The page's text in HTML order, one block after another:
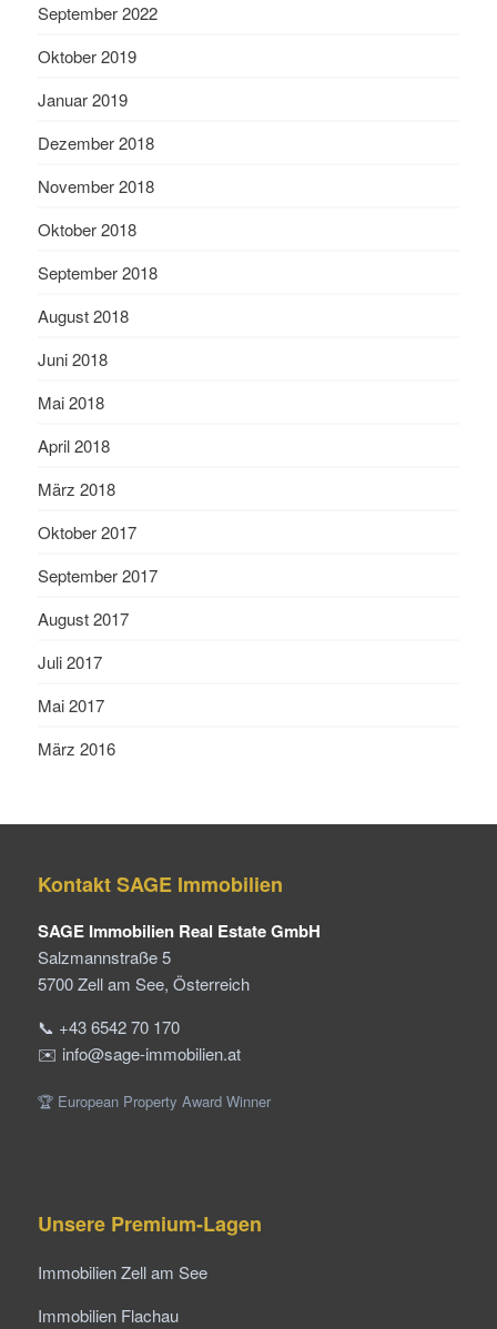
September 2022
Oktober 2019
Januar 2019
Dezember 2018
November 2018
Oktober 2018
September 2018
August 2018
Juni 2018
Mai 2018
April 2018
März 2018
Oktober 2017
September 2017
August 2017
Juli 2017
Mai 2017
März 2016
Kontakt SAGE Immobilien
SAGE Immobilien Real Estate GmbH
Salzmannstraße 5
5700 Zell am See, Österreich
📞 +43 6542 70 170
✉️ info@sage-immobilien.at
🏆 European Property Award Winner
Unsere Premium-Lagen
Immobilien Zell am See
Immobilien Flachau